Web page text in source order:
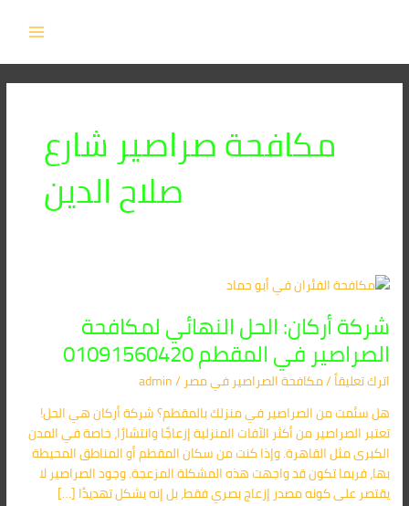
مكافحة صراصير شارع
صلاح الدين
شركة أركان: الحل النهائي لمكافحة
الصراصير في المقطم 01091560420
اترك تعليقاً/مكافحة الصراصير​ في مصر/
admin
هل سئمت من الصراصير في منزلك بالمقطم؟ شركة أركان هي الحل!
تعتبر الصراصير من أكثر الآفات المنزلية إزعاجًا وانتشارًا، خاصة في المدن
الكبرى مثل القاهرة. وإذا كنت من سكان المقطم أو المناطق المحيطة
بها، فربما تكون قد واجهت هذه المشكلة المزعجة. وجود الصراصير لا
يقتصر على كونه مصدر إزعاج بصري فقط، بل إنه يشكل تهديدًا […]
شركة
الحل
النهائي
لمكافحة
الصراصير
في
المقطم
01091560420